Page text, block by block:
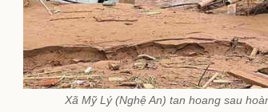
Xã Mỹ Lý (Nghệ An) tan hoang sau